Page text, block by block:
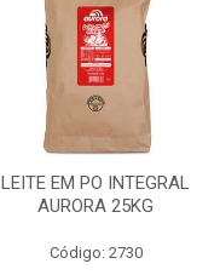
LEITE EM PO INTEGRAL
AURORA 25KG
Código: 2730